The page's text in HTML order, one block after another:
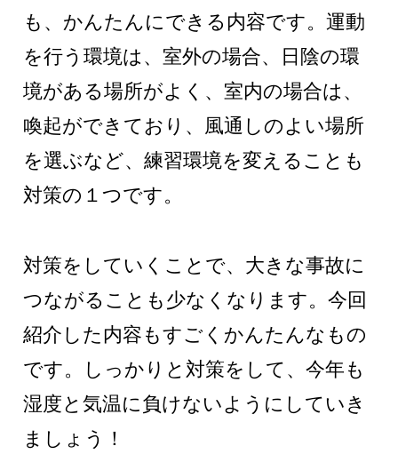
も、かんたんにできる内容です。運動
を行う環境は、室外の場合、日陰の環
境がある場所がよく、室内の場合は、
喚起ができており、風通しのよい場所
を選ぶなど、練習環境を変えることも
対策の１つです。
対策をしていくことで、大きな事故に
つながることも少なくなります。今回
紹介した内容もすごくかんたんなもの
です。しっかりと対策をして、今年も
湿度と気温に負けないようにしていき
ましょう！